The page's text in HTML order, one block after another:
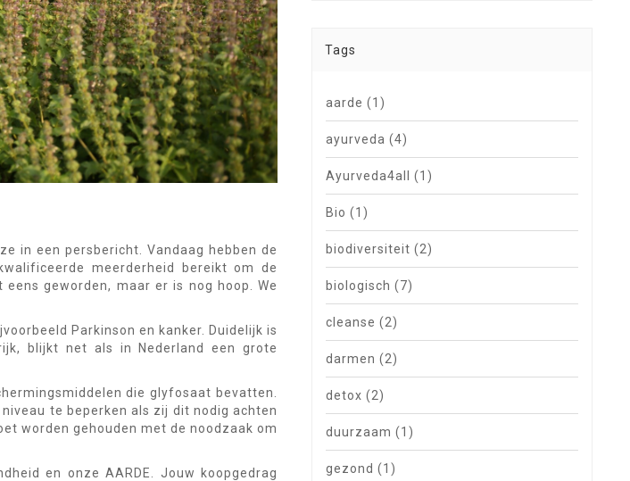
in een persbericht. Vandaag hebben de
meerderheid bereikt om de
geworden, maar er is nog hoop. We
Parkinson en kanker. Duidelijk is
blijkt net als in Nederland een grote
die glyfosaat bevatten.
te beperken als zij dit nodig achten
worden gehouden met de noodzaak om
en onze AARDE. Jouw koopgedrag
Tags
aarde (1)
ayurveda (4)
Ayurveda4all (1)
Bio (1)
biodiversiteit (2)
biologisch (7)
cleanse (2)
darmen (2)
detox (2)
duurzaam (1)
gezond (1)